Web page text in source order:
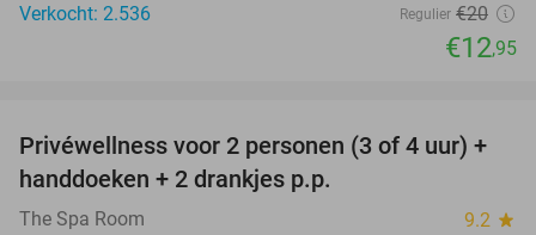
Verkocht: 2.536
Regulier €20
€12,95
28%
Privéwellness voor 2 personen (3 of 4 uur) +
handdoeken + 2 drankjes p.p.
The Spa Room 9.2 star